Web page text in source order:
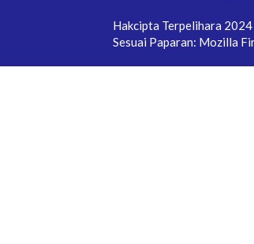
Hakcipta Terpelihara
Sesuai Paparan: Mozilla